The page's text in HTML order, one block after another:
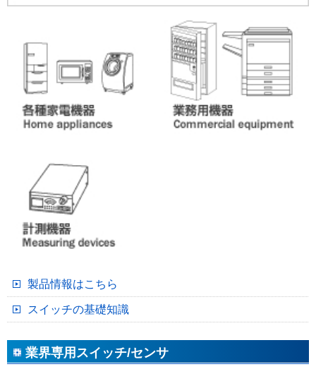
製品情報はこちら
スイッチの基礎知識
業界専用スイッチ/センサ